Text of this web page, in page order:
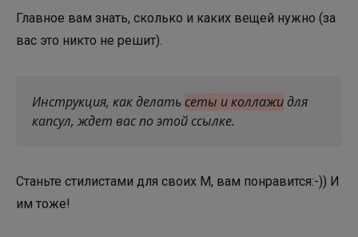
Главное вам знать, сколько и каких вещей нужно (за
вас это никто не решит).
Инструкция, как делать сеты и коллажи для
капсул, ждет вас по этой ссылке.
Станьте стилистами для своих М, вам понравится:-)) И
им тоже!